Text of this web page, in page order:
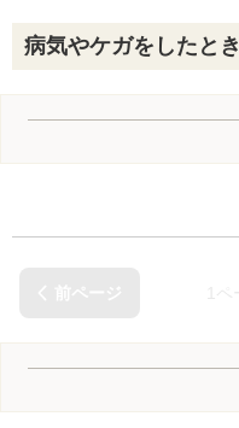
病気やケガをしたと